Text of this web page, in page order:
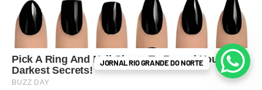
JORNAL RIO GRANDE DO NORTE